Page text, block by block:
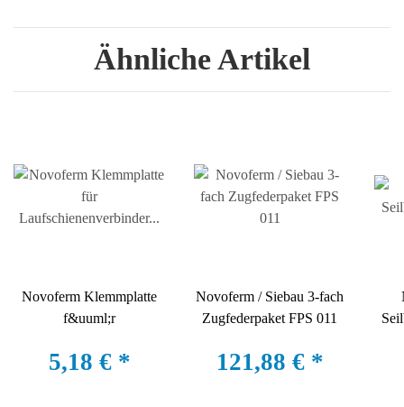
Ähnliche Artikel
Novoferm Klemmplatte
f&uuml;r
C34/C45 iso 20-2
5,18 € *
Novoferm / Siebau 3-fach
Zugfederpaket FPS 011
121,88 € *